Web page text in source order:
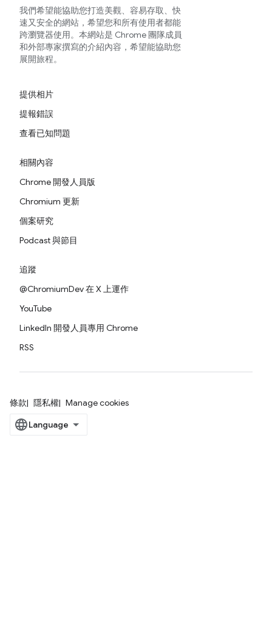
我們希望能協助您打造美觀、容易存取、快
速又安全的網站，希望您和所有使用者都能
跨瀏覽器使用。本網站是 Chrome 團隊成員
和外部專家撰寫的介紹內容，希望能協助您
展開旅程。
提供相片
提報錯誤
查看已知問題
相關內容
Chrome 開發人員版
Chromium 更新
個案研究
Podcast 與節目
追蹤
@ChromiumDev 在 X 上運作
YouTube
LinkedIn 開發人員專用 Chrome
RSS
條款 隱私權 Manage cookies